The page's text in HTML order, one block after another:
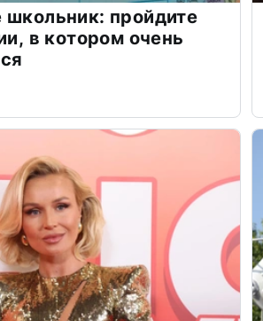
пройдите
в котором очень